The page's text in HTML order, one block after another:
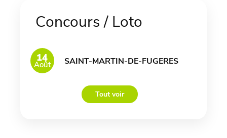
Concours / Loto
14
Août SAINT-MARTIN-DE-FUGERES
Tout voir